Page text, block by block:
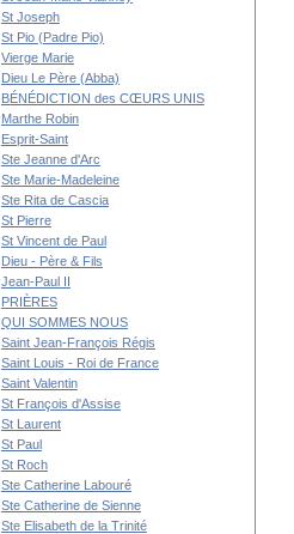
St Joseph
St Pio (Padre Pio)
Vierge Marie
Dieu Le Père (Abba)
BÉNÉDICTION des CŒURS UNIS
Marthe Robin
Esprit-Saint
Ste Jeanne d'Arc
Ste Marie-Madeleine
Ste Rita de Cascia
St Pierre
St Vincent de Paul
Dieu - Père & Fils
Jean-Paul II
PRIÈRES
QUI SOMMES NOUS
Saint Jean-François Régis
Saint Louis - Roi de France
Saint Valentin
St François d'Assise
St Laurent
St Paul
St Roch
Ste Catherine Labouré
Ste Catherine de Sienne
Ste Elisabeth de la Trinité